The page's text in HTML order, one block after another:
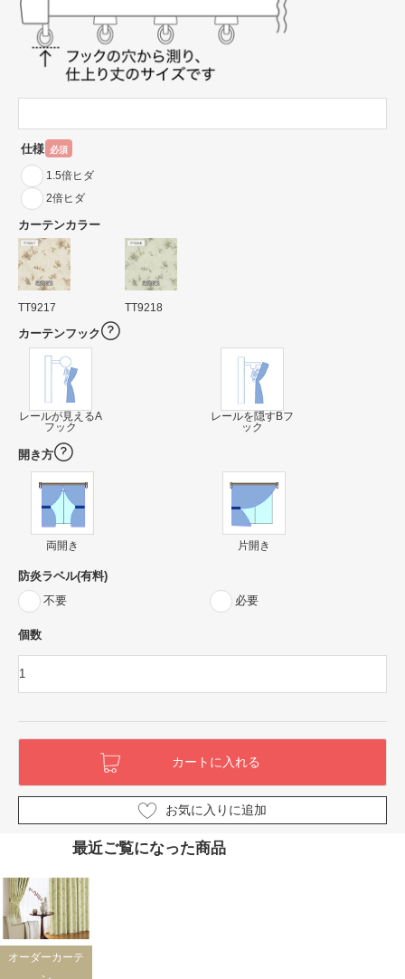
仕様 必須
1.5倍ヒダ
2倍ヒダ
カーテンカラー
TT9217 TT9218
カーテンフック
レールが見えるA
フック
レールを隠すBフ
ック
開き方
両開き 片開き
防炎ラベル(有料)
不要
必要
個数
お気に入りに追加
最近ご覧になった商品
オーダーカーテ